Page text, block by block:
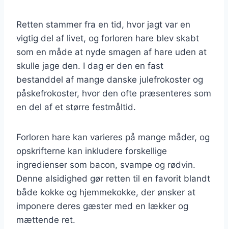
Retten stammer fra en tid, hvor jagt var en
vigtig del af livet, og forloren hare blev skabt
som en måde at nyde smagen af hare uden at
skulle jage den. I dag er den en fast
bestanddel af mange danske julefrokoster og
påskefrokoster, hvor den ofte præsenteres som
en del af et større festmåltid.
Forloren hare kan varieres på mange måder, og
opskrifterne kan inkludere forskellige
ingredienser som bacon, svampe og rødvin.
Denne alsidighed gør retten til en favorit blandt
både kokke og hjemmekokke, der ønsker at
imponere deres gæster med en lækker og
mættende ret.